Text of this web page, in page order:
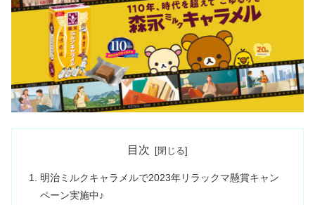
目次
明治ミルクキャラメルで2023年リラックマ懸賞キャン
ペーン実施中♪